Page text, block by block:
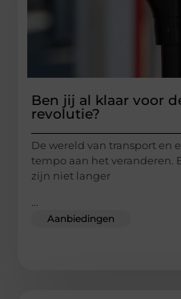
Ben jij al klaar voor
revolutie?
De wereld van transport en
tempo aan het veranderen.
zijn niet langer
...
Aanbiedingen